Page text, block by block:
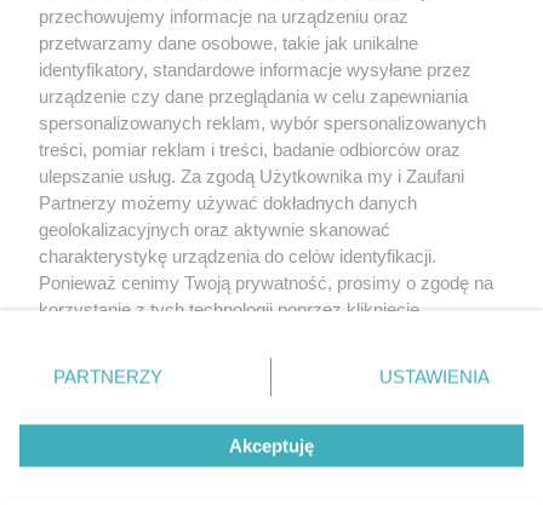
przechowujemy informacje na urządzeniu oraz
przetwarzamy dane osobowe, takie jak unikalne
identyfikatory, standardowe informacje wysyłane przez
urządzenie czy dane przeglądania w celu zapewniania
spersonalizowanych reklam, wybór spersonalizowanych
treści, pomiar reklam i treści, badanie odbiorców oraz
ulepszanie usług. Za zgodą Użytkownika my i Zaufani
Partnerzy możemy używać dokładnych danych
geolokalizacyjnych oraz aktywnie skanować
charakterystykę urządzenia do celów identyfikacji.
Ponieważ cenimy Twoją prywatność, prosimy o zgodę na
korzystanie z tych technologii poprzez kliknięcie
zmienić/wycofać klikając przycisk ustawień prywatności
znajdujący się w lewym dolnym rogu strony
rodzaje przetwarzania danych nie wymagają zgody
użytkownika, ale masz prawo sprzeciwić się takiemu
przetwarzaniu. Preferencje będą miały zastosowania tylko
PARTNERZY USTAWIENIA
Akceptuję